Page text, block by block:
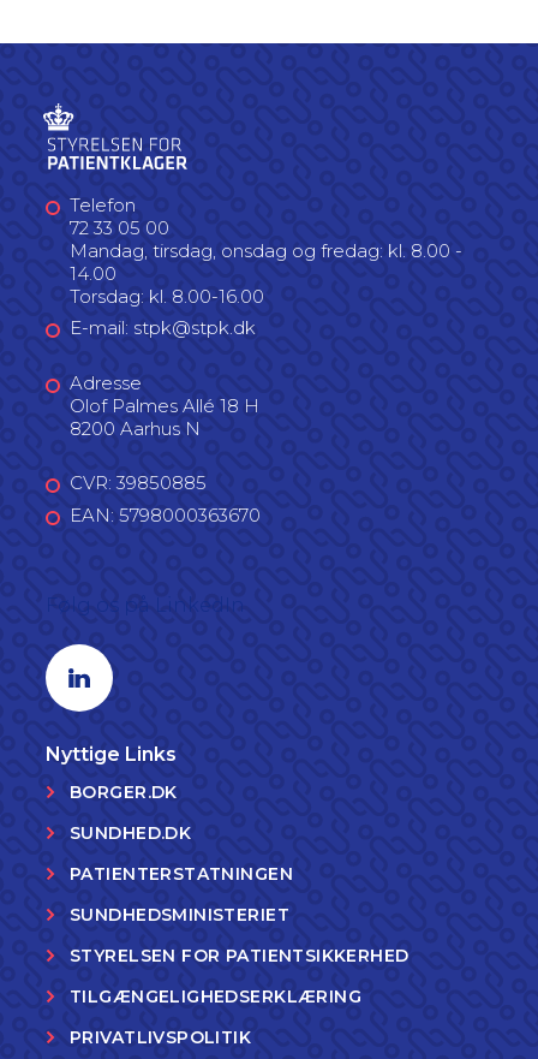
Telefon
72 33 05 00
Mandag, tirsdag, onsdag og fredag: kl. 8.00 -
14.00
Torsdag: kl. 8.00-16.00
E-mail: stpk@stpk.dk
Adresse
Olof Palmes Allé 18 H
8200 Aarhus N
CVR: 39850885
EAN: 5798000363670
Linkedin profil
Nyttige Links
BORGER.DK
SUNDHED.DK
PATIENTERSTATNINGEN
SUNDHEDSMINISTERIET
STYRELSEN FOR PATIENTSIKKERHED
TILGÆNGELIGHEDSERKLÆRING
PRIVATLIVSPOLITIK